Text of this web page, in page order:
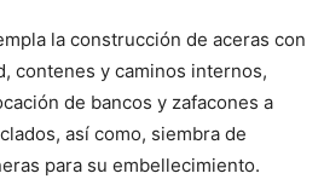
la construcción de aceras con
contenes y caminos internos,
de bancos y zafacones a
así como, siembra de
para su embellecimiento.